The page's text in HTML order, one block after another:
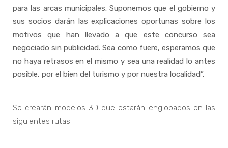
para las arcas municipales. Suponemos que el gobierno y
sus socios darán las explicaciones oportunas sobre los
motivos que han llevado a que este concurso sea
negociado sin publicidad. Sea como fuere, esperamos que
no haya retrasos en el mismo y sea una realidad lo antes
posible, por el bien del turismo y por nuestra localidad”.
Se crearán modelos 3D que estarán englobados en las
siguientes rutas: